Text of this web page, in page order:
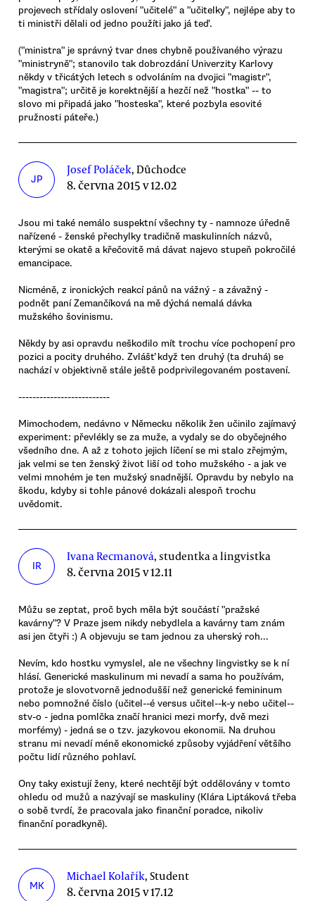
projevech střídaly oslovení "učitelé" a "učitelky", nejlépe aby to
ti ministři dělali od jedno použíti jako já teď.
("ministra" je správný tvar dnes chybně používaného výrazu
"ministryně"; stanovilo tak dobrozdání Univerzity Karlovy
někdy v třicátých letech s odvoláním na dvojici "magistr",
"magistra"; určitě je korektnější a hezčí než "hostka" -- to
slovo mi připadá jako "hosteska", které pozbyla esovité
pružnosti páteře.)
JP
Josef Poláček, Důchodce
8. června 2015 v 12.02
Jsou mi také nemálo suspektní všechny ty - namnoze úředně
nařízené - ženské přechylky tradičně maskulinních názvů,
kterými se okatě a křečovitě má dávat najevo stupeň pokročilé
emancipace.
Nicméně, z ironických reakcí pánů na vážný - a závažný -
podnět paní Zemančíková na mě dýchá nemalá dávka
mužského šovinismu.
Někdy by asi opravdu neškodilo mít trochu více pochopení pro
pozici a pocity druhého. Zvlášť když ten druhý (ta druhá) se
nachází v objektivně stále ještě podprivilegovaném postavení.
--------------------------
Mimochodem, nedávno v Německu několik žen učinilo zajímavý
experiment: převlékly se za muže, a vydaly se do obyčejného
všedního dne. A až z tohoto jejich líčení se mi stalo zřejmým,
jak velmi se ten ženský život liší od toho mužského - a jak ve
velmi mnohém je ten mužský snadnější. Opravdu by nebylo na
škodu, kdyby si tohle pánové dokázali alespoň trochu
uvědomit.
IR
Ivana Recmanová, studentka a lingvistka
8. června 2015 v 12.11
Můžu se zeptat, proč bych měla být součástí "pražské
kavárny"? V Praze jsem nikdy nebydlela a kavárny tam znám
asi jen čtyři :) A objevuju se tam jednou za uherský roh...
Nevím, kdo hostku vymyslel, ale ne všechny lingvistky se k ní
hlásí. Generické maskulinum mi nevadí a sama ho používám,
protože je slovotvorně jednodušší než generické femininum
nebo pomnožné číslo (učitel--é versus učitel--k-y nebo učitel--
stv-o - jedna pomlčka značí hranici mezi morfy, dvě mezi
morfémy) - jedná se o tzv. jazykovou ekonomii. Na druhou
stranu mi nevadí méně ekonomické způsoby vyjádření většího
počtu lidí různého pohlaví.
Ony taky existují ženy, které nechtějí být oddělovány v tomto
ohledu od mužů a nazývají se maskuliny (Klára Liptáková třeba
o sobě tvrdí, že pracovala jako finanční poradce, nikoliv
finanční poradkyně).
MK
Michael Kolařík, Student
8. června 2015 v 17.12